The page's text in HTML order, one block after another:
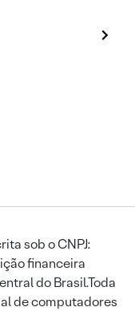
sob o CNPJ:
financeira
do Brasil.Toda
de computadores